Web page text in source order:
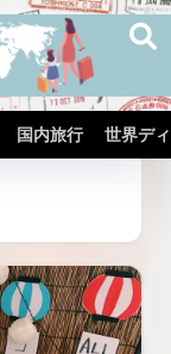
国内旅行 世界デ